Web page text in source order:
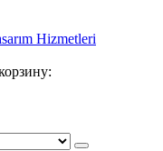
Hizmetleri